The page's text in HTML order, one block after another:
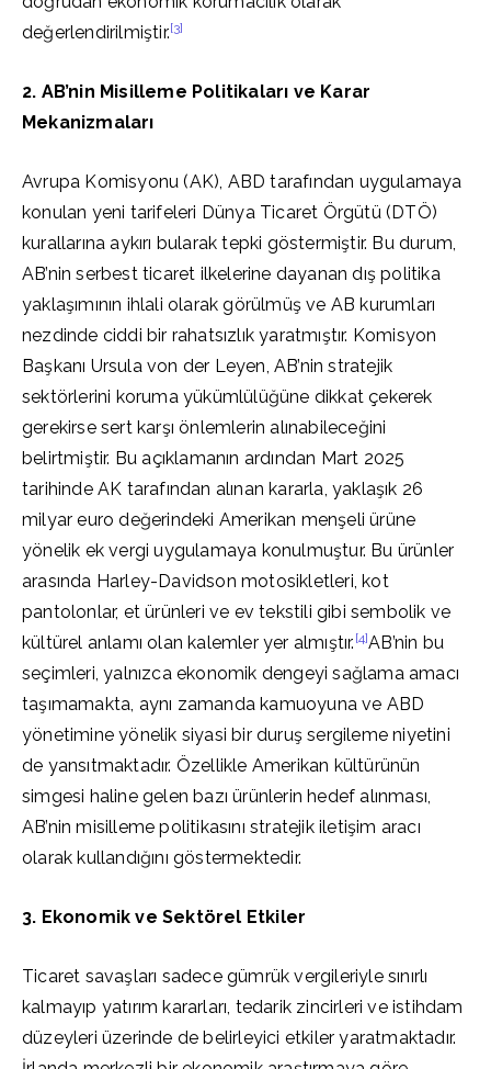
değerlendirilmiştir.[3]
2. AB’nin Misilleme Politikaları ve Karar
Mekanizmaları
Avrupa Komisyonu (AK), ABD tarafından uygulamaya
konulan yeni tarifeleri Dünya Ticaret Örgütü (DTÖ)
kurallarına aykırı bularak tepki göstermiştir. Bu durum,
AB’nin serbest ticaret ilkelerine dayanan dış politika
yaklaşımının ihlali olarak görülmüş ve AB kurumları
nezdinde ciddi bir rahatsızlık yaratmıştır. Komisyon
Başkanı Ursula von der Leyen, AB’nin stratejik
sektörlerini koruma yükümlülüğüne dikkat çekerek
gerekirse sert karşı önlemlerin alınabileceğini
belirtmiştir. Bu açıklamanın ardından Mart 2025
tarihinde AK tarafından alınan kararla, yaklaşık 26
milyar euro değerindeki Amerikan menşeli ürüne
yönelik ek vergi uygulamaya konulmuştur. Bu ürünler
arasında Harley-Davidson motosikletleri, kot
pantolonlar, et ürünleri ve ev tekstili gibi sembolik ve
kültürel anlamı olan kalemler yer almıştır. [4]AB’nin bu
seçimleri, yalnızca ekonomik dengeyi sağlama amacı
taşımamakta, aynı zamanda kamuoyuna ve ABD
yönetimine yönelik siyasi bir duruş sergileme niyetini
de yansıtmaktadır. Özellikle Amerikan kültürünün
simgesi haline gelen bazı ürünlerin hedef alınması,
AB’nin misilleme politikasını stratejik iletişim aracı
olarak kullandığını göstermektedir.
3. Ekonomik ve Sektörel Etkiler
Ticaret savaşları sadece gümrük vergileriyle sınırlı
kalmayıp yatırım kararları, tedarik zincirleri ve istihdam
düzeyleri üzerinde de belirleyici etkiler yaratmaktadır.